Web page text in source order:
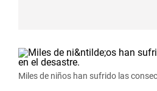
Miles de niños han sufrido las